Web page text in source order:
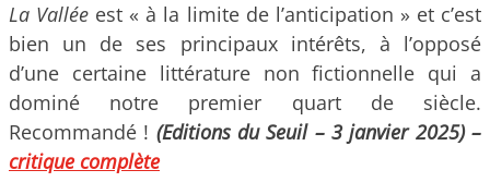
La Vallée est « à la limite de l’anticipation » et c’est
bien un de ses principaux intérêts, à l’opposé
d’une certaine littérature non fictionnelle qui a
dominé notre premier quart de siècle.
Recommandé ! (Editions du Seuil – 3 janvier 2025) –
critique complète